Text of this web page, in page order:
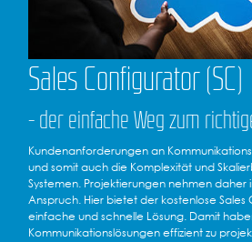
Sales Configurator (SC)
- der einfache Weg zum
Kundenanforderungen an
und somit auch die Komplexität und
Systemen. Projektierungen nehmen daher
Anspruch. Hier bietet der kostenlose
einfache und schnelle Lösung. Damit
Kommunikationslösungen effizient zu